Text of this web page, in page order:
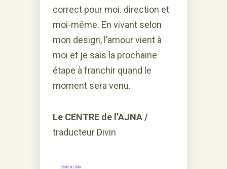
correct pour moi. direction et
moi-même. En vivant selon
mon design, l’amour vient à
moi et je sais la prochaine
étape à franchir quand le
moment sera venu.
Le CENTRE de l’AJNA /
traducteur Divin